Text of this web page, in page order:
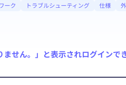
ーク トラブルシューティング 仕様
せん。」と表示されログインで